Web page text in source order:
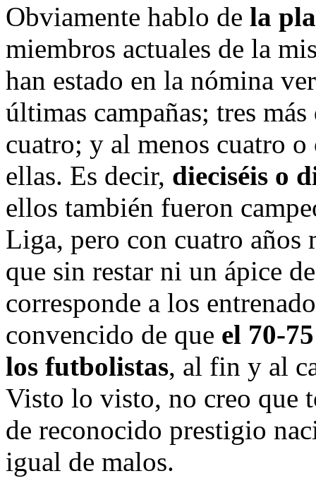
Obviamente hablo de la
miembros actuales de la
han estado en la nómina
últimas campañas; tres
cuatro; y al menos cuatro
ellas. Es decir, dieciséis o
ellos también fueron
Liga, pero con cuatro años
que sin restar ni un ápice
corresponde a los
convencido de que el 70-
los futbolistas, al fin y al
Visto lo visto, no creo que
de reconocido prestigio
igual de malos.